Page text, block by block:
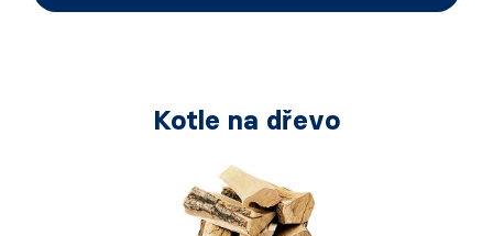
Kotle na dřevo